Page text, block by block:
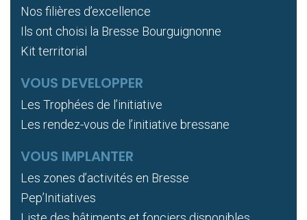
Nos filières d’excellence
Ils ont choisi la Bresse Bourguignonne
Kit territorial
VOUS DEVELOPPER
Les Trophées de l’initiative
Les rendez-vous de l’initiative bressane
VOUS IMPLANTER
Les zones d’activités en Bresse
Pep’Initiatives